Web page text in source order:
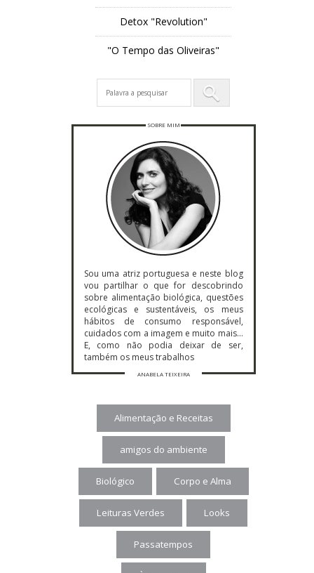
Detox "Revolution"
"O Tempo das Oliveiras"
SOBRE MIM
Sou uma atriz portuguesa e neste blog
vou partilhar o que for descobrindo
sobre alimentação biológica, questões
ecológicas e sustentáveis, os meus
hábitos de consumo responsável,
cuidados com a imagem e muito mais…
E, como não podia deixar de ser,
também os meus trabalhos
ANABELA TEIXEIRA
Alimentação e Receitas
amigos do ambiente
Biológico Corpo e Alma
Leituras Verdes Looks
Passatempos